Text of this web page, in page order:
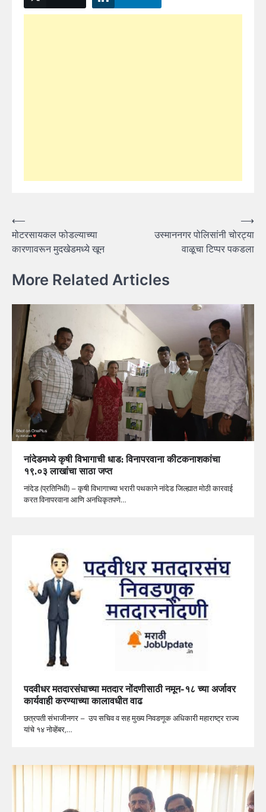
Post
navigation
⟵
मोटरसायकल फोडल्याच्या
कारणावरून मुदखेडमध्ये खून
उस्माननगर पोलिसांनी चोरट्या
वाळूचा टिप्पर पकडला
⟶
More Related Articles
नांदेडमध्ये कृषी विभागाची धाड: विनापरवाना कीटकनाशकांचा
१९.०३ लाखांचा साठा जप्त
नांदेड (प्रतिनिधी) – कृषी विभागाच्या भरारी पथकाने नांदेड जिल्ह्यात मोठी कारवाई
करत विनापरवाना आणि अनधिकृतपणे…
पदवीधर मतदारसंघाच्या मतदार नोंदणीसाठी नमून-१८ च्या अर्जावर
कार्यवाही करण्याच्या कालावधीत वाढ
छत्रपती संभाजीनगर – उप सचिव व सह मुख्य निवडणूक अधिकारी महाराष्ट्र राज्य
यांचे १४ नोव्हेंबर,…